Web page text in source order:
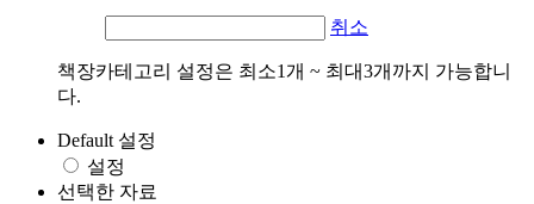
취소
책장카테고리 설정은 최소1개 ~ 최대3개까지 가능합니
다.
Default 설정
설정
선택한 자료